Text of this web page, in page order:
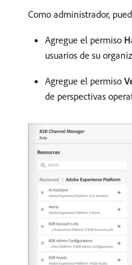
Como administrador,
Agregue el permiso
usuarios de su
Agregue el permiso
de perspectivas